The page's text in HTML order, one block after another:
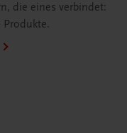
die eines verbindet:
Produkte.